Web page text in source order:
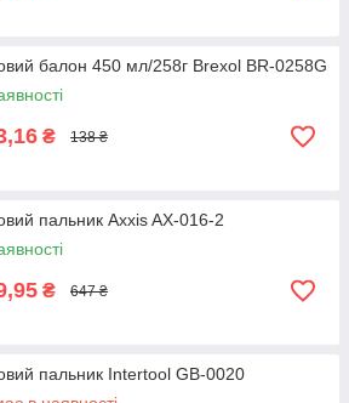
балон 450 мл/258г Brexol BR-0258G
₴ 138 ₴
пальник Axxis AX-016-2
₴ 647 ₴
пальник Intertool GB-0020